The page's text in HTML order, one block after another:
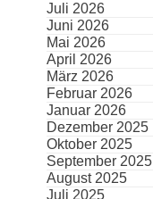
Juli 2026
Juni 2026
Mai 2026
April 2026
März 2026
Februar 2026
Januar 2026
Dezember 2025
Oktober 2025
September 2025
August 2025
Juli 2025